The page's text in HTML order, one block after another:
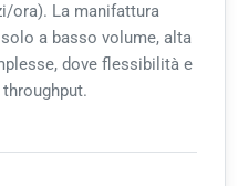
ora). La manifattura
a basso volume, alta
dove flessibilità e